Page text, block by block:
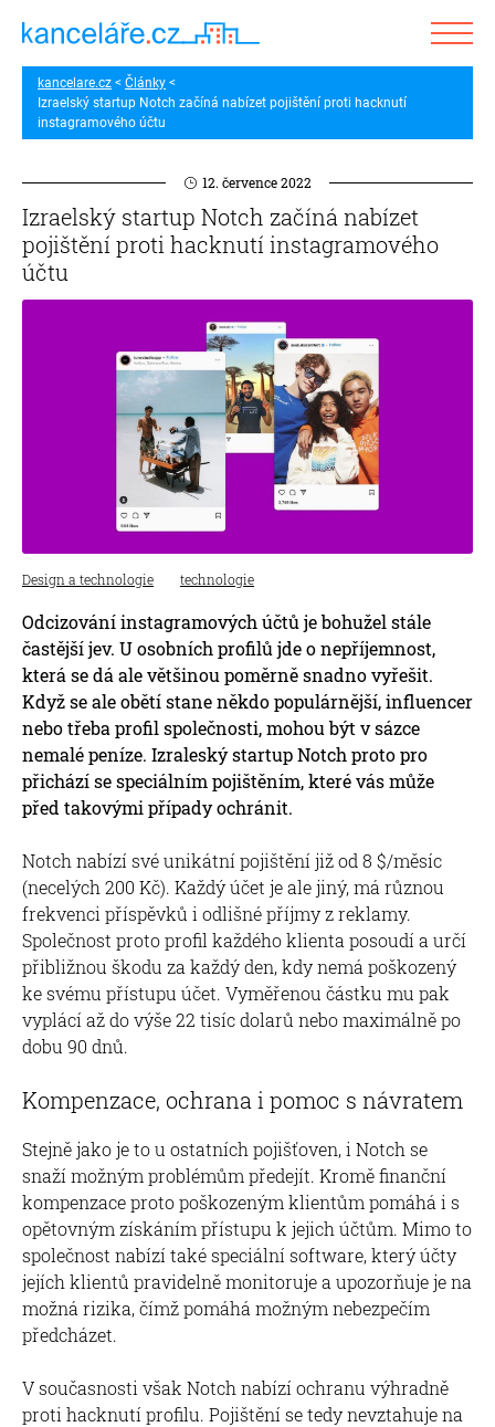
kancelare.cz
Články
Izraelský startup Notch začíná nabízet pojištění proti hacknutí
instagramového účtu
12. července 2022
Izraelský startup Notch začíná nabízet
pojištění proti hacknutí instagramového
účtu
Design a technologie technologie
Odcizování instagramových účtů je bohužel stále
častější jev. U osobních profilů jde o nepříjemnost,
která se dá ale většinou poměrně snadno vyřešit.
Když se ale obětí stane někdo populárnější, influencer
nebo třeba profil společnosti, mohou být v sázce
nemalé peníze. Izraleský startup Notch proto pro
přichází se speciálním pojištěním, které vás může
před takovými případy ochránit.
Notch nabízí své unikátní pojištění již od 8 $/měsíc
(necelých 200 Kč). Každý účet je ale jiný, má různou
frekvenci příspěvků i odlišné příjmy z reklamy.
Společnost proto profil každého klienta posoudí a určí
přibližnou škodu za každý den, kdy nemá poškozený
ke svému přístupu účet. Vyměřenou částku mu pak
vyplácí až do výše 22 tisíc dolarů nebo maximálně po
dobu 90 dnů.
Kompenzace, ochrana i pomoc s návratem
Stejně jako je to u ostatních pojišťoven, i Notch se
snaží možným problémům předejít. Kromě finanční
kompenzace proto poškozeným klientům pomáhá i s
opětovným získáním přístupu k jejich účtům. Mimo to
společnost nabízí také speciální software, který účty
jejích klientů pravidelně monitoruje a upozorňuje je na
možná rizika, čímž pomáhá možným nebezpečím
předcházet.
V současnosti však Notch nabízí ochranu výhradně
proti hacknutí profilu. Pojištění se tedy nevztahuje na